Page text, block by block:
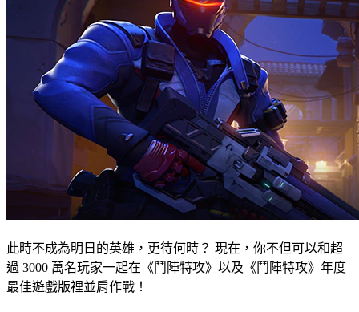
此時不成為明日的英雄，更待何時？ 現在，你不但可以和超
過 3000 萬名玩家一起在《鬥陣特攻》以及《鬥陣特攻》年度
最佳遊戲版裡並肩作戰！